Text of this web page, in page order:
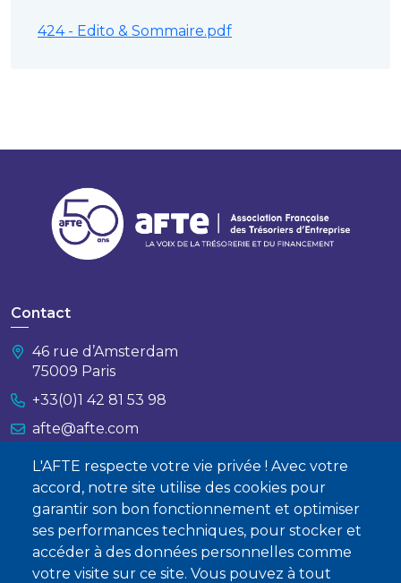
L'AFTE respecte votre vie privée ! Avec votre
accord, notre site utilise des cookies pour
garantir son bon fonctionnement et optimiser
ses performances techniques, pour stocker et
accéder à des données personnelles comme
votre visite sur ce site. Vous pouvez à tout
424 - Edito & Sommaire.pdf
Contact
46 rue d’Amsterdam
75009 Paris
+33(0)1 42 81 53 98
afte@afte.com
Nous contacter
À propos
Qui sommes-nous ?